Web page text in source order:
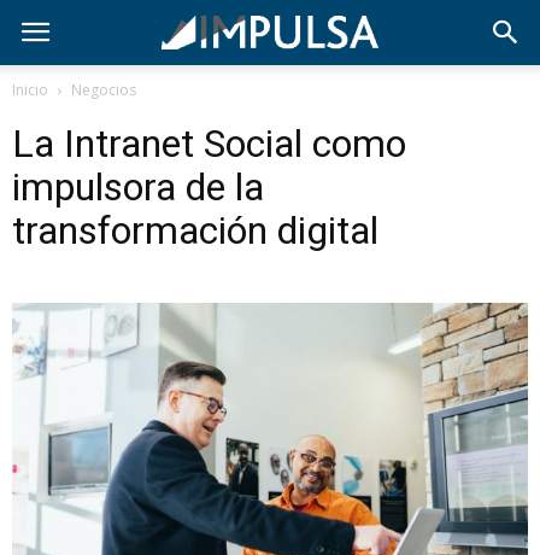
Inicio Negocios
La Intranet Social como
impulsora de la
transformación digital